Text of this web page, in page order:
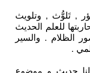
, تَلوُّث , وتلويث
للعلم الحديث
الظلام . والسير
.